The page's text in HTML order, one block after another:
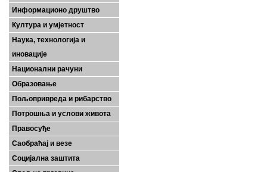
Информационо друштво
Култура и умјетност
Наука, технологија и
иновације
Национални рачуни
Образовање
Пољопривреда и рибарство
Потрошња и услови живота
Правосуђе
Саобраћај и везе
Социјална заштита